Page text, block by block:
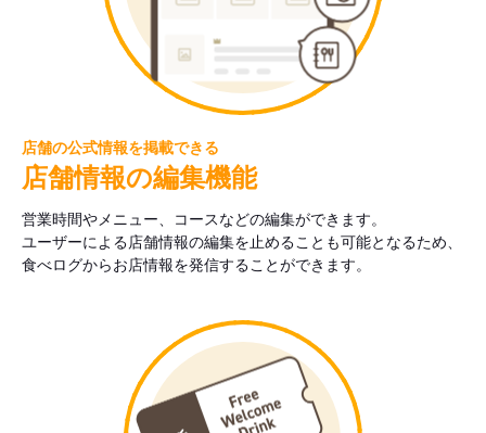
店舗の公式情報を掲載できる
店舗情報の編集機能
営業時間やメニュー、コースなどの編集ができます。
ユーザーによる店舗情報の編集を止めることも可能となるため、
食べログからお店情報を発信することができます。